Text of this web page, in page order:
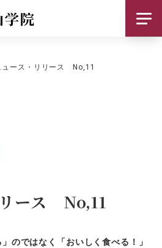
ュース・リリース No,11
ース No,11
のではなく「おいしく食べる！」